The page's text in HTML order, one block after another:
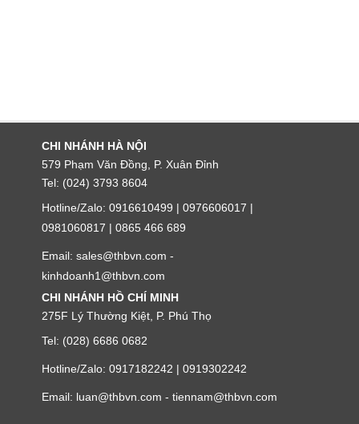
CHI NHÁNH HÀ NỘI
579 Phạm Văn Đồng, P. Xuân Đỉnh
Tel: (024) 3793 8604
Hotline/Zalo: 0916610499 | 0976606017 |
0981060817 | 0865 466 689
Email: sales@thbvn.com -
kinhdoanh1@thbvn.com
CHI NHÁNH HỒ CHÍ MINH
275F Lý Thường Kiệt, P. Phú Thọ
Tel: (028) 6686 0682
Hotline/Zalo: 0917182242 | 0919302242
Email: luan@thbvn.com - tiennam@thbvn.com